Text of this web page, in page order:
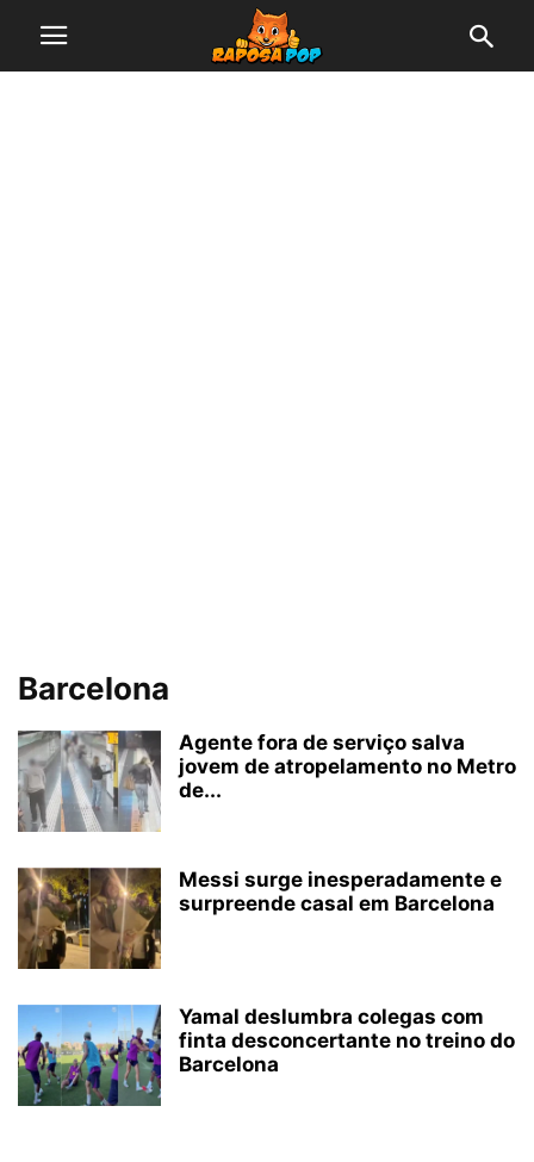
Barcelona
Agente fora de serviço salva
jovem de atropelamento no Metro
de...
Messi surge inesperadamente e
surpreende casal em Barcelona
Yamal deslumbra colegas com
finta desconcertante no treino do
Barcelona